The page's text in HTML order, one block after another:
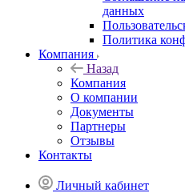
данных
Политика
Компания
Назад
Компания
О компании
Документы
Партнеры
Отзывы
Контакты
Личный кабинет